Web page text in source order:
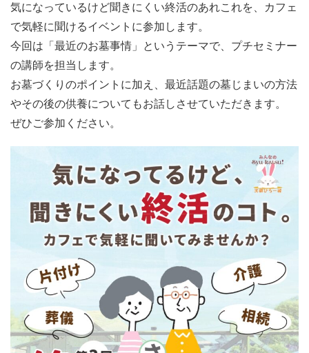
気になっているけど聞きにくい終活のあれこれを、カフェ
で気軽に聞けるイベントに参加します。
今回は「最近のお墓事情」というテーマで、プチセミナー
の講師を担当します。
お墓づくりのポイントに加え、最近話題の墓じまいの方法
やその後の供養についてもお話しさせていただきます。
ぜひご参加ください。